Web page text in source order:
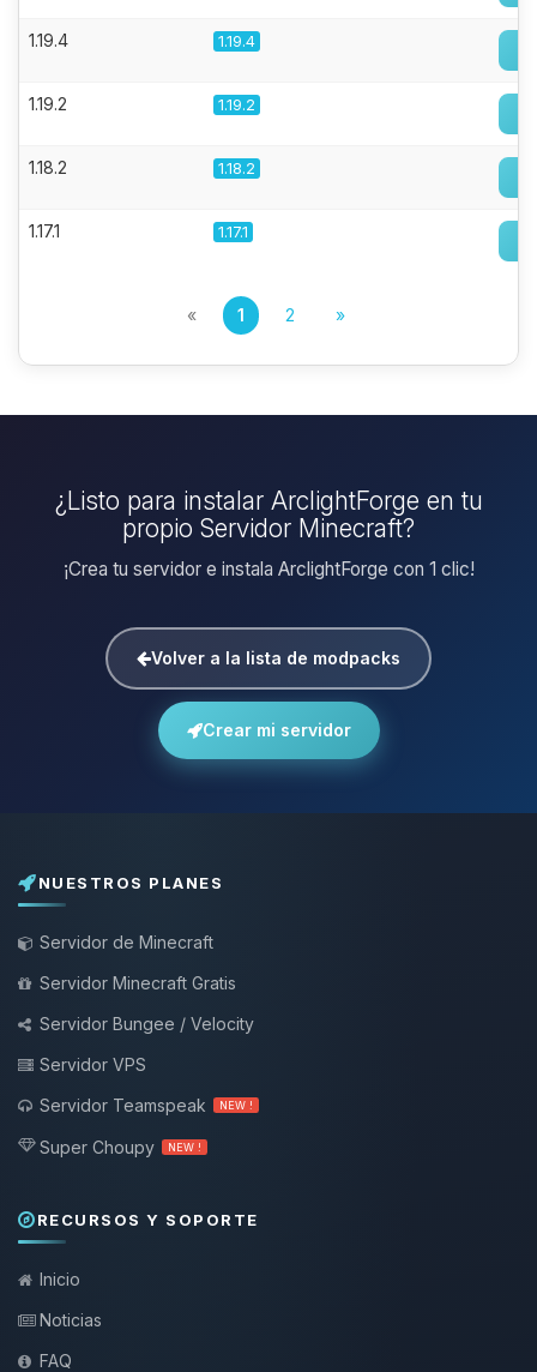
1.19.4 1.19.4
1.19.2 1.19.2
1.18.2 1.18.2
1.17.1 1.17.1
« 1 2 »
¿Listo para instalar ArclightForge en tu
propio Servidor Minecraft?
¡Crea tu servidor e instala ArclightForge con 1 clic!
Volver a la lista de modpacks
Crear mi servidor
NUESTROS PLANES
Servidor de Minecraft
Servidor Minecraft Gratis
Servidor Bungee / Velocity
Servidor VPS
Servidor Teamspeak
NEW !
Super Choupy NEW !
RECURSOS Y SOPORTE
Inicio
Noticias
FAQ